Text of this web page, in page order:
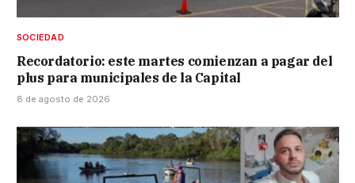
SOCIEDAD
Recordatorio: este martes comienzan a pagar del
plus para municipales de la Capital
8 de agosto de 2026